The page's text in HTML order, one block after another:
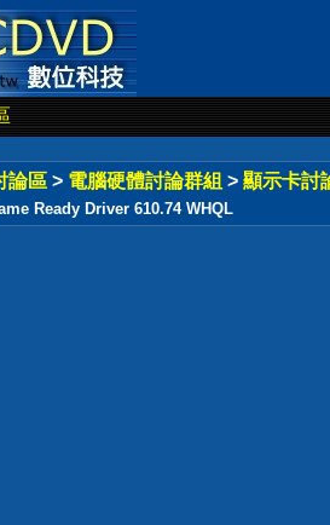
論區 > 電腦硬體討論群組 > 顯示卡討
Ready Driver 610.74 WHQL